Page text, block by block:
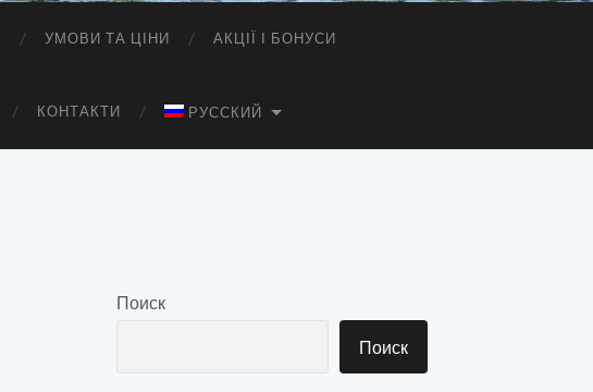
УМОВИ ТА ЦІНИ АКЦІЇ І БОНУСИ
КОНТАКТИ РУССКИЙ
Поиск
Поиск